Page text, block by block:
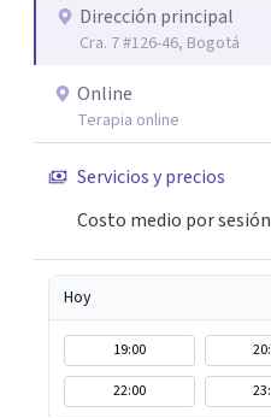
puedas sentirte
juntos para identificar tus
maneras de afrontar
Atiendo presencial en
adaptándome a tus necesidades. Si sientes
comprender mejor lo que
encantada de acompañarte
bienestar emocional.
Dirección principal
Cra. 7 #126-46, Bogotá
Online
Terapia online
Servicios y precios
Costo medio por sesión
Hoy
19:00
22:00